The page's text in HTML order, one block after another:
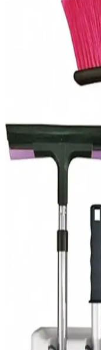
Sahte Boğa
Güvenli Montaj
Sahte boğa kafasını
bağları ve uygun yer
montaj sağlanabilir.
Metal Tepsi ve
Estetik Şekilde
Metal tepsi ve benzeri
mıknatıslar ve özel
ve malzeme seçimi,
Bofigo ve Hsn
Karşılaştırması ve
İki popüler elbise
dayanıklılığı ve
Hangi ürün
Bofigo ve Fec
Karşılaştırması:
İki farklı metal askılık
deneyimleri detaylı